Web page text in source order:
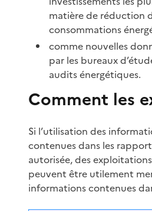
matière de réduction
consommations
comme nouvelles
par les bureaux
audits énergétiques.
Comment les
Si l’utilisation des
contenues dans les
autorisée, des
peuvent être utilement
informations contenues